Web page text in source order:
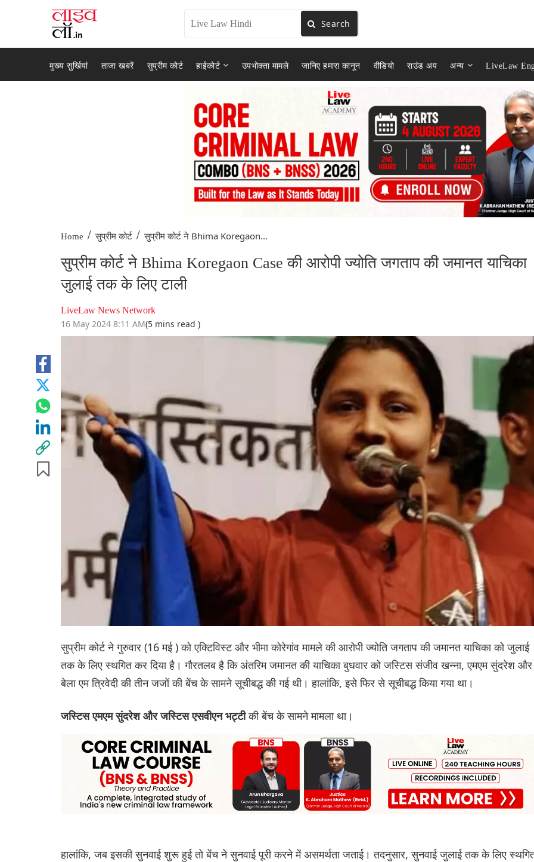
Search
मुख्य सुर्खियां ताजा खबरें सुप्रीम कोर्ट हाईकोर्ट उपभोक्ता मामले जानिए हमारा कानून वीडियो राउंड अप अन्य LiveLaw
Home / सुप्रीम कोर्ट / सुप्रीम कोर्ट ने Bhima Koregaon...
सुप्रीम कोर्ट ने Bhima Koregaon Case की आरोपी ज्योति जगताप की जमानत याचिका
जुलाई तक के लिए टाली
LiveLaw News Network
16 May 2024 8:11 AM(5 mins read )
सुप्रीम कोर्ट ने गुरुवार (16 मई ) को एक्टिविस्ट और भीमा कोरेगांव मामले की आरोपी ज्योति जगताप की जमानत याचिका को जुलाई
तक के लिए स्थगित कर दिया है। गौरतलब है कि अंतरिम जमानत की याचिका बुधवार को जस्टिस संजीव खन्ना, एमएम सुंदरेश और
बेला एम त्रिवेदी की तीन जजों की बेंच के सामने सूचीबद्ध की गई थी। हालांकि, इसे फिर से सूचीबद्ध किया गया था।
जस्टिस एमएम सुंदरेश और जस्टिस एसवीएन भट्टीकी बेंच के सामने मामला था।
हालांकि, जब इसकी सुनवाई शुरू हुई तो बेंच ने सुनवाई पूरी करने में असमर्थता जताई। तदनुसार, सुनवाई जुलाई तक के लिए